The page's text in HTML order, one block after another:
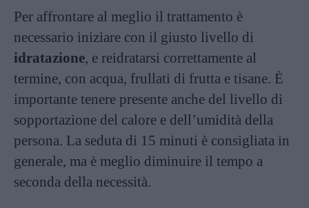
Per affrontare al meglio il trattamento è
necessario iniziare con il giusto livello di
idratazione, e reidratarsi correttamente al
termine, con acqua, frullati di frutta e tisane. È
importante tenere presente anche del livello di
sopportazione del calore e dell’umidità della
persona. La seduta di 15 minuti è consigliata in
generale, ma è meglio diminuire il tempo a
seconda della necessità.